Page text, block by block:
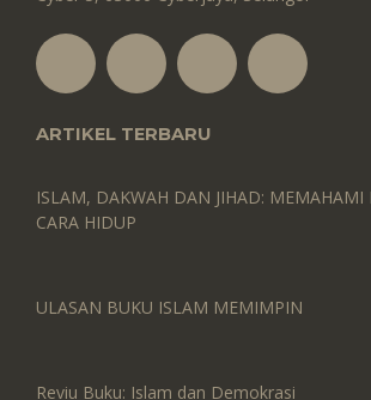
ARTIKEL TERBARU
ISLAM, DAKWAH DAN JIHAD: MEMAHAMI
CARA HIDUP
ULASAN BUKU ISLAM MEMIMPIN
Reviu Buku: Islam dan Demokrasi